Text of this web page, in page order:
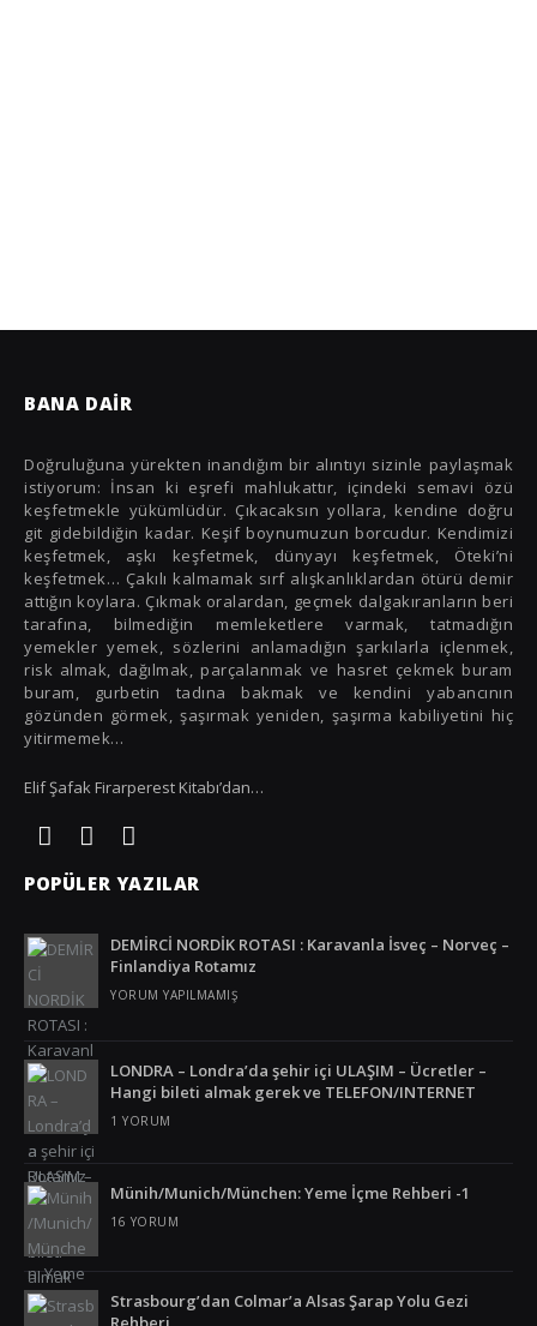
Karadağ
Küba
Macaristan
Malta
Norveç
Polonya
Portekiz
Romanya
Rusya
Slovenya
Tanzanya
Türkiye
Ürdün
Venezuela
Vietnam
Yunanistan
BANA DAIR
Doğruluğuna yürekten inandığım bir alıntıyı sizinle paylaşmak
istiyorum: İnsan ki eşrefi mahlukattır, içindeki semavi özü
keşfetmekle yükümlüdür. Çıkacaksın yollara, kendine doğru
git gidebildiğin kadar. Keşif boynumuzun borcudur. Kendimizi
keşfetmek, aşkı keşfetmek, dünyayı keşfetmek, Öteki’ni
keşfetmek… Çakılı kalmamak sırf alışkanlıklardan ötürü demir
attığın koylara. Çıkmak oralardan, geçmek dalgakıranların beri
tarafına, bilmediğin memleketlere varmak, tatmadığın
yemekler yemek, sözlerini anlamadığın şarkılarla içlenmek,
risk almak, dağılmak, parçalanmak ve hasret çekmek buram
buram, gurbetin tadına bakmak ve kendini yabancının
gözünden görmek, şaşırmak yeniden, şaşırma kabiliyetini hiç
yitirmemek…
Elif Şafak Firarperest Kitabı’dan…
POPÜLER YAZILAR
DEMİRCİ NORDİK ROTASI : Karavanla İsveç – Norveç –
Finlandiya Rotamız
YORUM YAPILMAMIŞ
LONDRA – Londra’da şehir içi ULAŞIM – Ücretler –
Hangi bileti almak gerek ve TELEFON/INTERNET
1 YORUM
Münih/Munich/München: Yeme İçme Rehberi -1
16 YORUM
Strasbourg’dan Colmar’a Alsas Şarap Yolu Gezi